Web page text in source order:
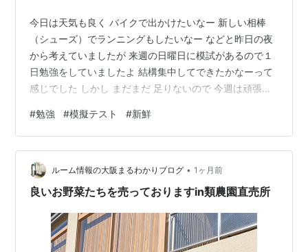
今日は天気も良く バイクで出かけたいなー 新しい相棒
（シューズ）でランニングもしたいなー などと昨日の夜
から考えていましたが 来週の日曜日に模試があるので１
日勉強をしていましたよ 結構集中してできたかなーって
感じでした しかし まだまだ 足りないので 今週は頑張ら
しながら 勉強を１日にやったのは本当に久々でしたね 明
日からもしっかりやらねばです 学生の時よりも学ぶのは
面白いかもです 新鮮だからかも 新しい知識を入れるのは
いい感じですね 覚えられないこともたくさんあるけど ネ
バーギブアップで行きたいですね ランキング参加中【公
#勉強 #模擬テスト #新鮮
ルーム情報の大阪まるわかりブログ • 1ヶ月前
良いお野菜たちを売っておりますin類農園直売所